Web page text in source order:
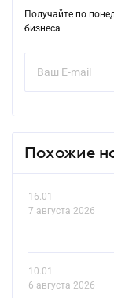
Получайте по
бизнеса
Похожие
16.01
7 августа 2026
10.01
6 августа 2026